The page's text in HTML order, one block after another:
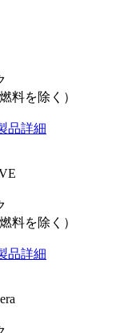
料を除く）
品詳細
料を除く）
品詳細